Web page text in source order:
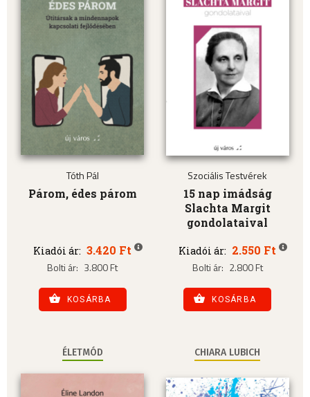
Tóth Pál
Párom, édes párom
Kiadói ár: 3.420 Ft
Bolti ár: 3.800 Ft
KOSÁRBA
Szociális Testvérek
15 nap imádság
Slachta Margit
gondolataival
Kiadói ár: 2.550 Ft
Bolti ár: 2.800 Ft
KOSÁRBA
ÉLETMÓD CHIARA LUBICH